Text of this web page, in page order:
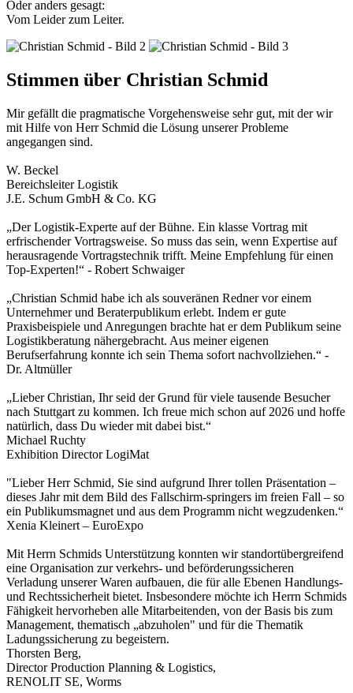
Oder anders gesagt:
Vom Leider zum Leiter.
Stimmen über Christian Schmid
Mir gefällt die pragmatische Vorgehensweise sehr gut, mit der wir
mit Hilfe von Herr Schmid die Lösung unserer Probleme
angegangen sind.
W. Beckel
Bereichsleiter Logistik
J.E. Schum GmbH & Co. KG
„Der Logistik-Experte auf der Bühne. Ein klasse Vortrag mit
erfrischender Vortragsweise. So muss das sein, wenn Expertise auf
herausragende Vortragstechnik trifft. Meine Empfehlung für einen
Top-Experten!“ - Robert Schwaiger
„Christian Schmid habe ich als souveränen Redner vor einem
Unternehmer und Beraterpublikum erlebt. Indem er gute
Praxisbeispiele und Anregungen brachte hat er dem Publikum seine
Logistikberatung nähergebracht. Aus meiner eigenen
Berufserfahrung konnte ich sein Thema sofort nachvollziehen.“ -
Dr. Altmüller
„Lieber Christian, Ihr seid der Grund für viele tausende Besucher
nach Stuttgart zu kommen. Ich freue mich schon auf 2026 und hoffe
natürlich, dass Du wieder mit dabei bist.“
Michael Ruchty
Exhibition Director LogiMat
"Lieber Herr Schmid, Sie sind aufgrund Ihrer tollen Präsentation –
dieses Jahr mit dem Bild des Fallschirm-springers im freien Fall – so
ein Publikumsmagnet und aus dem Programm nicht wegzudenken.“
Xenia Kleinert – EuroExpo
Mit Herrn Schmids Unterstützung konnten wir standortübergreifend
eine Organisation zur verkehrs- und beförderungssicheren
Verladung unserer Waren aufbauen, die für alle Ebenen Handlungs-
und Rechtssicherheit bietet. Insbesondere möchte ich Herrn Schmids
Fähigkeit hervorheben alle Mitarbeitenden, von der Basis bis zum
Management, thematisch „abzuholen" und für die Thematik
Ladungssicherung zu begeistern.
Thorsten Berg,
Director Production Planning & Logistics,
RENOLIT SE, Worms